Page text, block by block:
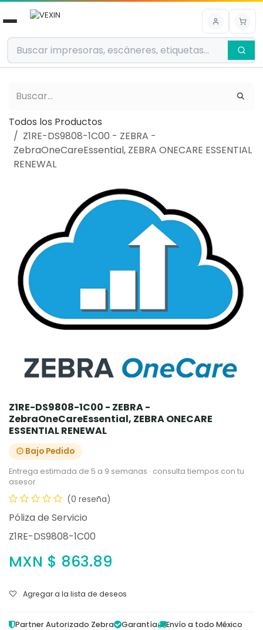
Ir al contenido
Todos los Productos
Z1RE-DS9808-1C00 - ZEBRA -
ZebraOneCareEssential, ZEBRA ONECARE ESSENTIAL
RENEWAL
Z1RE-DS9808-1C00 - ZEBRA -
ZebraOneCareEssential, ZEBRA ONECARE
ESSENTIAL RENEWAL
Bajo Pedido
Entrega estimada de 5 a 9 semanas · consulta tiempos con tu
asesor
(0 reseña)
Póliza de Servicio
Z1RE-DS9808-1C00
MXN $ 863.89
Agregar a la lista de deseos
Partner Autorizado Zebra Garantía Envío a todo México